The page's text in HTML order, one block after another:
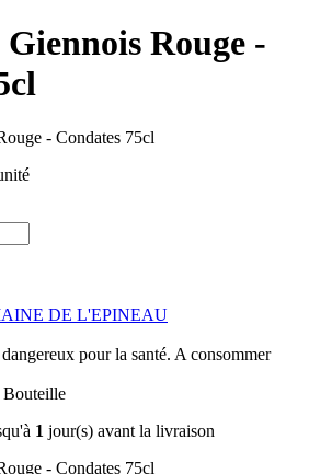
Rouge -
DE L'EPINEAU
pour la santé. A consommer
Bouteille
1 jour(s) avant la livraison